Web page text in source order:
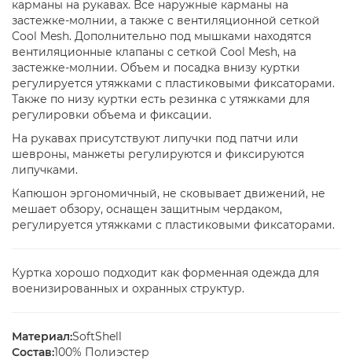
карманы на рукавах. Все наружные карманы на
застежке-молнии, а также с вентиляционной сеткой
Cool Mesh. Дополнительно под мышками находятся
вентиляционные клапаны с сеткой Cool Mesh, на
застежке-молнии. Объем и посадка внизу куртки
регулируется утяжками с пластиковыми фиксаторами.
Также по низу куртки есть резинка с утяжками для
регулировки объема и фиксации.
На рукавах присутствуют липучки под патчи или
шевроны, манжеты регулируются и фиксируются
липучками.
Капюшон эргономичный, не сковывает движений, не
мешает обзору, оснащен защитным чердаком,
регулируется утяжками с пластиковыми фиксаторами.
Куртка хорошо подходит как форменная одежда для
военизированных и охранных структур.
Материал:SoftShell
Состав:100% Полиэстер